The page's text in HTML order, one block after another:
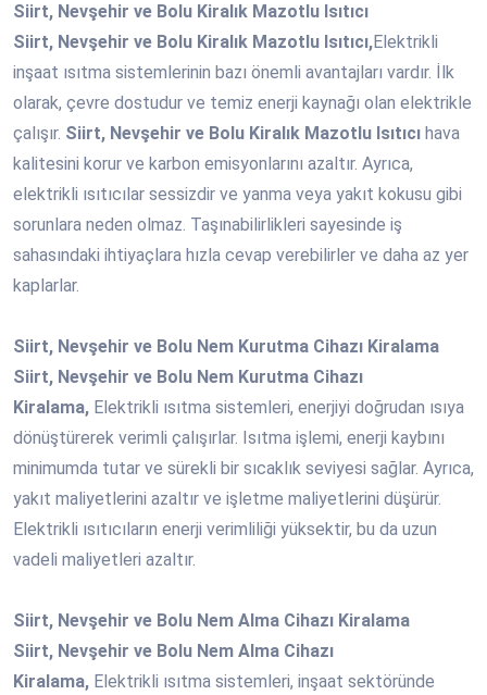
Siirt, Nevşehir ve Bolu Kiralık Mazotlu Isıtıcı
Siirt, Nevşehir ve Bolu Kiralık Mazotlu Isıtıcı,Elektrikli
inşaat ısıtma sistemlerinin bazı önemli avantajları vardır. İlk
olarak, çevre dostudur ve temiz enerji kaynağı olan elektrikle
çalışır. Siirt, Nevşehir ve Bolu Kiralık Mazotlu Isıtıcı hava
kalitesini korur ve karbon emisyonlarını azaltır. Ayrıca,
elektrikli ısıtıcılar sessizdir ve yanma veya yakıt kokusu gibi
sorunlara neden olmaz. Taşınabilirlikleri sayesinde iş
sahasındaki ihtiyaçlara hızla cevap verebilirler ve daha az yer
kaplarlar.
Siirt, Nevşehir ve Bolu Nem Kurutma Cihazı Kiralama
Siirt, Nevşehir ve Bolu Nem Kurutma Cihazı
Kiralama, Elektrikli ısıtma sistemleri, enerjiyi doğrudan ısıya
dönüştürerek verimli çalışırlar. Isıtma işlemi, enerji kaybını
minimumda tutar ve sürekli bir sıcaklık seviyesi sağlar. Ayrıca,
yakıt maliyetlerini azaltır ve işletme maliyetlerini düşürür.
Elektrikli ısıtıcıların enerji verimliliği yüksektir, bu da uzun
vadeli maliyetleri azaltır.
Siirt, Nevşehir ve Bolu Nem Alma Cihazı Kiralama
Siirt, Nevşehir ve Bolu Nem Alma Cihazı
Kiralama, Elektrikli ısıtma sistemleri, inşaat sektöründe